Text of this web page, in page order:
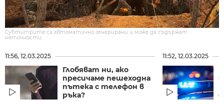
Субтитрите са автоматично генерирани и може да съдържат
неточности.
11:56, 12.03.2025
Глобяват ни, ако
пресичаме пешеходна
пътека с телефон в
ръка?
11:52, 12.03.2025